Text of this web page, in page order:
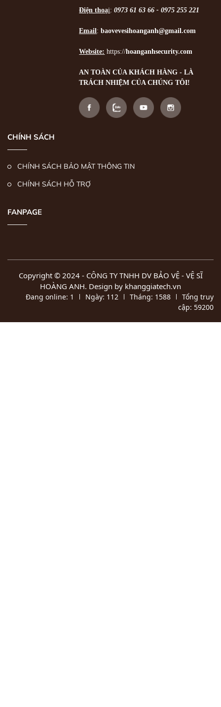
Điện thoại:0973 61 63 66 - 0975 255 221
Email:baovevesihoanganh@gmail.com
Website: https://hoanganhsecurity.com
AN TOÀN CỦA KHÁCH HÀNG - LÀ
TRÁCH NHIỆM CỦA CHÚNG TÔI!
CHÍNH SÁCH
CHÍNH SÁCH BẢO MẬT THÔNG TIN
CHÍNH SÁCH HỖ TRỢ
FANPAGE
Copyright © 2024 - CÔNG TY TNHH DV BẢO VỆ - VỆ SĨ
HOÀNG ANH. Design by khanggiatech.vn
Đang online: 1 Ngày: 112 Tháng: 1588
Tổng truy
cập: 59200